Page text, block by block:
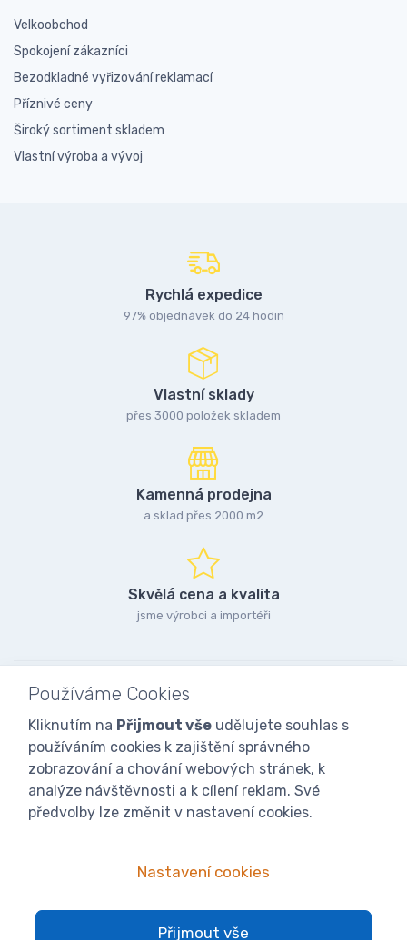
Velkoobchod
Spokojení zákazníci
Bezodkladné vyřizování reklamací
Příznivé ceny
Široký sortiment skladem
Vlastní výroba a vývoj
Rychlá expedice
97% objednávek do 24 hodin
Vlastní sklady
přes 3000 položek skladem
Kamenná prodejna
a sklad přes 2000 m2
Skvělá cena a kvalita
jsme výrobci a importéři
fanoušky: Včelařské potřeby - www.ivcelarstvi.cz
Používáme Cookies
Kliknutím na Přijmout vše udělujete souhlas s
používáním cookies k zajištění správného
zobrazování a chování webových stránek, k
analýze návštěvnosti a k cílení reklam. Své
předvolby lze změnit v nastavení cookies.
Nastavení cookies
Přijmout vše